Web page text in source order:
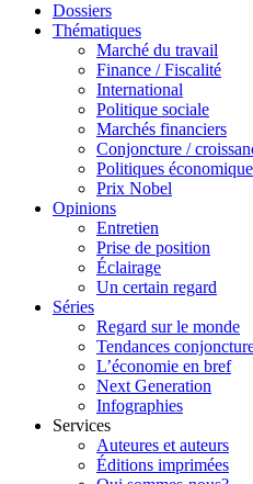
Dossiers
Thématiques
Marché du travail
Finance / Fiscalité
International
Politique sociale
Marchés financiers
Conjoncture /
Politiques
Prix Nobel
Opinions
Entretien
Prise de position
Éclairage
Un certain regard
Séries
Regard sur le monde
Tendances
L’économie en bref
Next Generation
Infographies
Services
Auteures et auteurs
Éditions imprimées